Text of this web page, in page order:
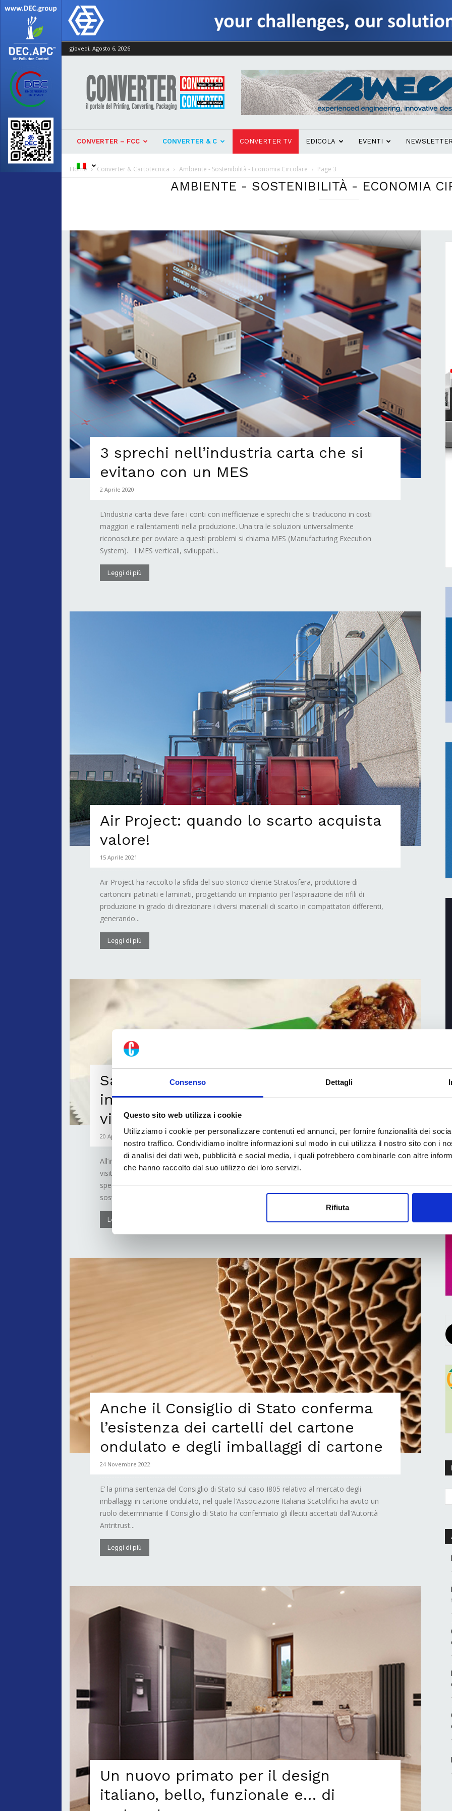
Consenso Dettagli
Questo sito web utilizza i cookie
Utilizziamo i cookie per personalizzare contenuti ed annunci, per fornire funzionalità dei
nostro traffico. Condividiamo inoltre informazioni sul modo in cui utilizza il nostro sito con i
di analisi dei dati web, pubblicità e social media, i quali potrebbero combinarle con altre
che hanno raccolto dal suo utilizzo dei loro servizi.
Rifiuta
giovedì, Agosto 6, 2026
Converter
CONVERTER – FCC CONVERTER & C CONVERTER TV EDICOLA EVENTI
Home Converter & Cartotecnica Ambiente - Sostenibilità - Economia Circolare Page 3
AMBIENTE - SOSTENIBILITÀ - ECONOMIA
3 sprechi nell’industria carta che si
evitano con un MES
2 Aprile 2020
L’industria carta deve fare i conti con inefficienze e sprechi che si traducono in costi
maggiori e rallentamenti nella produzione. Una tra le soluzioni universalmente
riconosciute per ovviare a questi problemi si chiama MES (Manufacturing Execution
System). I MES verticali, sviluppati...
Leggi di più
Air Project: quando lo scarto acquista
valore!
15 Aprile 2021
Air Project ha raccolto la sfida del suo storico cliente Stratosfera, produttore di
cartoncini patinati e laminati, progettando un impianto per l’aspirazione dei rifili di
produzione in grado di direzionare i diversi materiali di scarto in compattatori differenti,
generando...
Leggi di più
Sappi presenterà soluzioni di
imballaggi sostenibili al suo interpack
virtuale
20 Aprile 2020
All’indirizzo www.sappi-interpack.com l’azienda, attiva a livello mondiale, presenterà ai
visitatori dal 6 al 31 maggio numerose innovazioni e il suo ampio portafoglio di carte
speciali per l’imballaggio. Mentre il mondo intero parla ancora di soluzioni di imballaggio
sostenibili e cerca...
Leggi di più
Anche il Consiglio di Stato conferma
l’esistenza dei cartelli del cartone
ondulato e degli imballaggi di cartone
24 Novembre 2022
E’ la prima sentenza del Consiglio di Stato sul caso I805 relativo al mercato degli
imballaggi in cartone ondulato, nel quale l’Associazione Italiana Scatolifici ha avuto un
ruolo determinante Il Consiglio di Stato ha confermato gli illeciti accertati dall’Autorità
Antritrust...
Leggi di più
Un nuovo primato per il design
italiano, bello, funzionale e… di